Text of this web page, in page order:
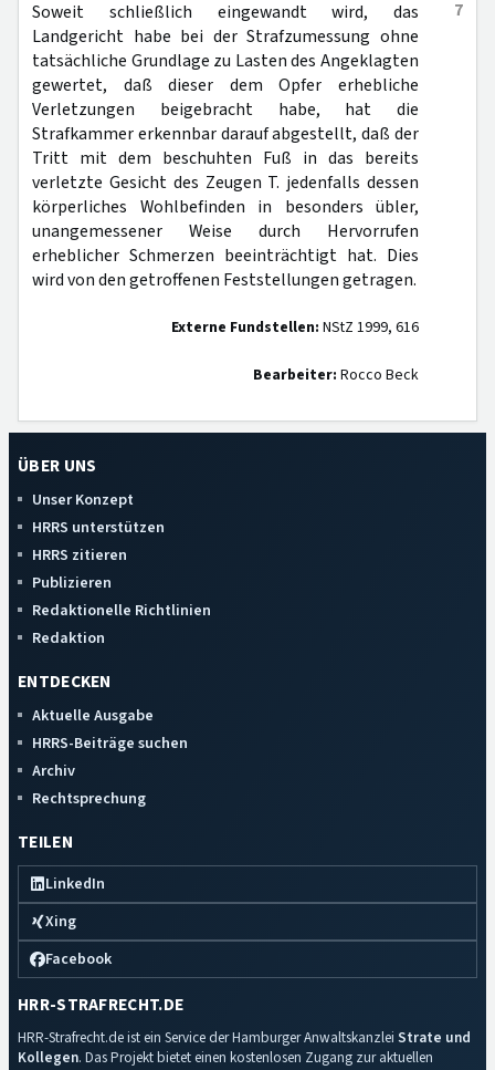
7
Soweit schließlich eingewandt wird, das
Landgericht habe bei der Strafzumessung ohne
tatsächliche Grundlage zu Lasten des Angeklagten
gewertet, daß dieser dem Opfer erhebliche
Verletzungen beigebracht habe, hat die
Strafkammer erkennbar darauf abgestellt, daß der
Tritt mit dem beschuhten Fuß in das bereits
verletzte Gesicht des Zeugen T. jedenfalls dessen
körperliches Wohlbefinden in besonders übler,
unangemessener Weise durch Hervorrufen
erheblicher Schmerzen beeinträchtigt hat. Dies
wird von den getroffenen Feststellungen getragen.
Externe Fundstellen: NStZ 1999, 616
Bearbeiter: Rocco Beck
ÜBER UNS
Unser Konzept
HRRS unterstützen
HRRS zitieren
Publizieren
Redaktionelle Richtlinien
Redaktion
ENTDECKEN
Aktuelle Ausgabe
HRRS-Beiträge suchen
Archiv
Rechtsprechung
TEILEN
LinkedIn
Xing
Facebook
HRR-STRAFRECHT.DE
HRR-Strafrecht.de ist ein Service der Hamburger Anwaltskanzlei Strate und
Kollegen. Das Projekt bietet einen kostenlosen Zugang zur aktuellen